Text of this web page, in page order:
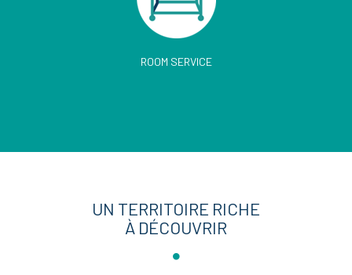
ROOM SERVICE
UN TERRITOIRE RICHE
À DÉCOUVRIR